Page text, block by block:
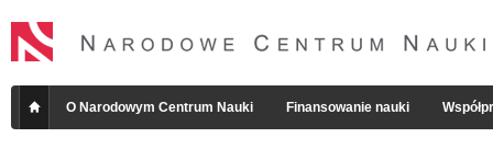
O Narodowym Centrum Nauki Finansowanie nauki